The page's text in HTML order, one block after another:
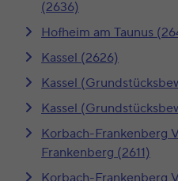
(2636)
Hofheim am Taunus
Kassel (2626)
Kassel
Kassel
Korbach-Frankenberg
Frankenberg (2611)
Korbach-Frankenberg